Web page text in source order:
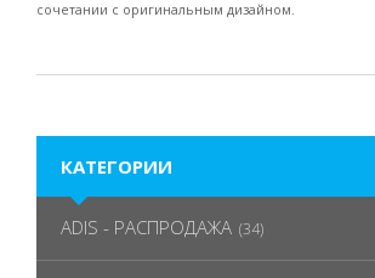
сочетании с оригинальным дизайном.
КАТЕГОРИИ
ADIS - РАСПРОДАЖА (34)